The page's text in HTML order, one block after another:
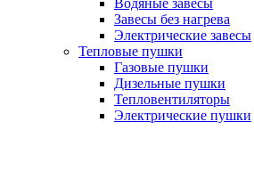
Водяные завесы
Завесы без нагрева
Электрические завесы
Тепловые пушки
Газовые пушки
Дизельные пушки
Тепловентиляторы
Электрические пушки